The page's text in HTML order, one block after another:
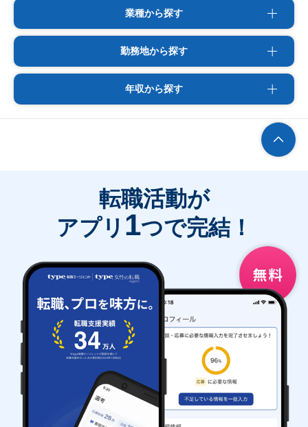
業種から探す
勤務地から探す
年収から探す
転職活動が
アプリ 1つで完結！